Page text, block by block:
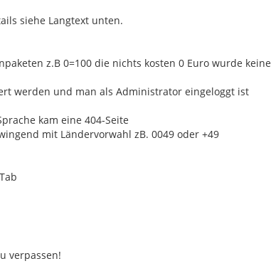
siehe Langtext unten.
z.B 0=100 die nichts kosten 0 Euro wurde keine
werden und man als Administrator eingeloggt ist
kam eine 404-Seite
mit Ländervorwahl zB. 0049 oder +49
verpassen!